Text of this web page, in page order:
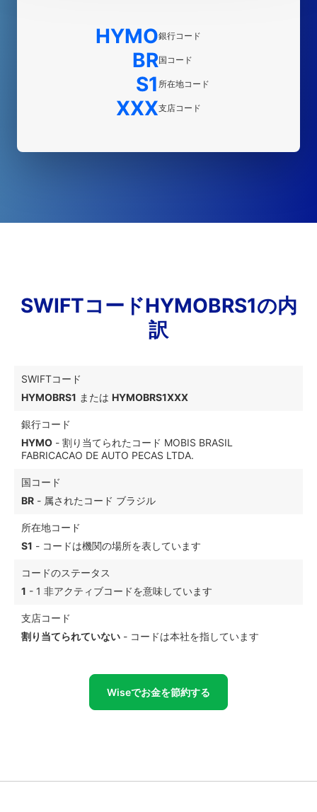
HYMO銀行コード
BR国コード
S1 所在地コード
XXX支店コード
SWIFTコードHYMOBRS1の内
訳
SWIFTコード
HYMOBRS1 または HYMOBRS1XXX
銀行コード
HYMO - 割り当てられたコード MOBIS BRASIL
FABRICACAO DE AUTO PECAS LTDA.
国コード
BR - 属されたコード ブラジル
所在地コード
S1 - コードは機関の場所を表しています
コードのステータス
1 - 1 非アクティブコードを意味しています
支店コード
割り当てられていない - コードは本社を指しています
Wiseでお金を節約する